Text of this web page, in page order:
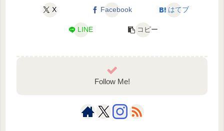
X Facebook はてブ
LINE コピー
Follow Me!